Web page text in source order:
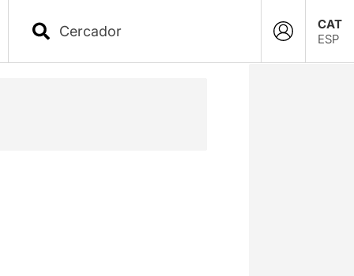
CAT
ESP